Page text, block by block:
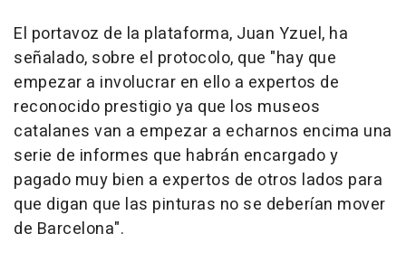
El portavoz de la plataforma, Juan Yzuel, ha
señalado, sobre el protocolo, que "hay que
empezar a involucrar en ello a expertos de
reconocido prestigio ya que los museos
catalanes van a empezar a echarnos encima una
serie de informes que habrán encargado y
pagado muy bien a expertos de otros lados para
que digan que las pinturas no se deberían mover
de Barcelona".